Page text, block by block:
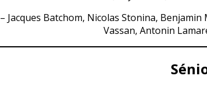
Jacques Batchom, Nicolas Stonina,
Vassan, Antonin